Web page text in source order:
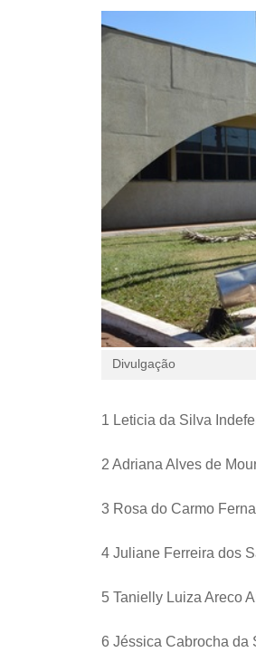
Divulgação
1 Leticia da Silva
2 Adriana Alves de
3 Rosa do Carmo
4 Juliane Ferreira dos
5 Tanielly Luiza Areco
6 Jéssica Cabrocha da